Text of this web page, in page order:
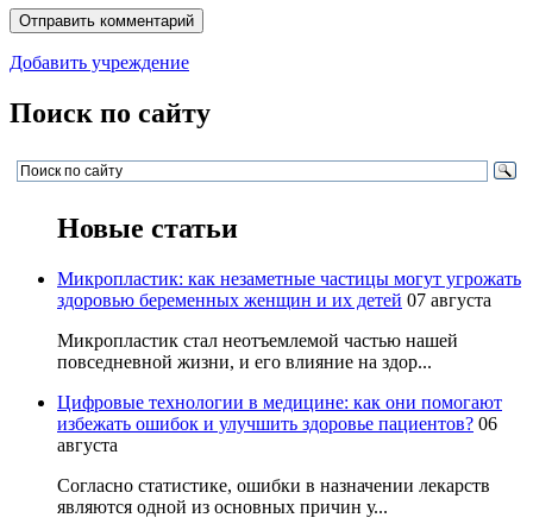
Добавить учреждение
Поиск по сайту
Новые статьи
Микропластик: как незаметные частицы могут угрожать
здоровью беременных женщин и их детей 07 августа
Микропластик стал неотъемлемой частью нашей
повседневной жизни, и его влияние на здор...
Цифровые технологии в медицине: как они помогают
избежать ошибок и улучшить здоровье пациентов? 06
августа
Согласно статистике, ошибки в назначении лекарств
являются одной из основных причин у...